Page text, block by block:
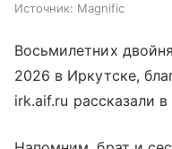
Источник: Magnific
Восьмилетних
2026 в Иркутске,
irk.aif.ru рассказали в